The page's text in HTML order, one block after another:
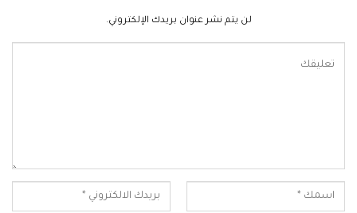
لن يتم نشر عنوان بريدك الإلكتروني.